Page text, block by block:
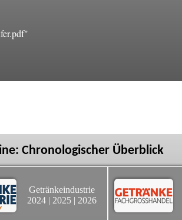
Chronologischer Überblick
Getränkeindustrie
2024 | 2025 | 2026